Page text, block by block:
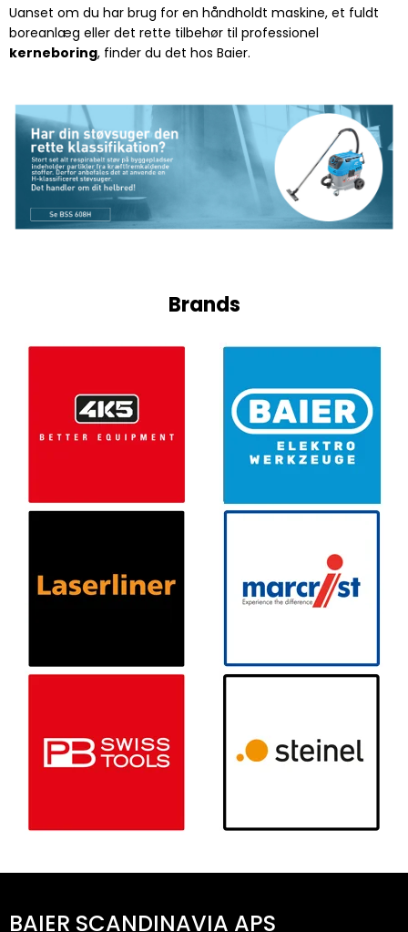
Uanset om du har brug for en håndholdt maskine, et fuldt
boreanlæg eller det rette tilbehør til professionel
kerneboring, finder du det hos Baier.
Brands
BAIER SCANDINAVIA APS